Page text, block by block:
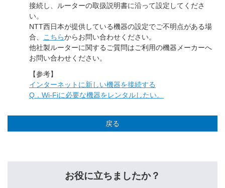
接続し、ルーターの取扱説明書に沿って設定してくださ
い。
NTT西日本が提供している機器の設定でご不明点がある場
合、
こちらからお問い合わせください。
他社製ルーターに関するご質問はご利用の機器メーカーへ
お問い合わせください。
【参考】
インターネットに新しい機器を接続する
Q．Wi-Fiに必要な機器をレンタルしたい。
戻る
お役に立ちましたか？